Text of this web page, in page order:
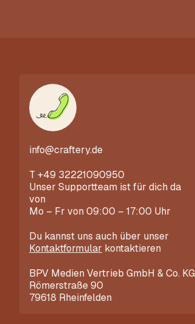
info@craftery.de
T +49 32221090950
Unser Supportteam ist für dich da
von
Mo – Fr von 09:00 – 17:00 Uhr
Du kannst uns auch über unser
Kontaktformular kontaktieren
BPV Medien Vertrieb GmbH & Co. KG
Römerstraße 90
79618 Rheinfelden